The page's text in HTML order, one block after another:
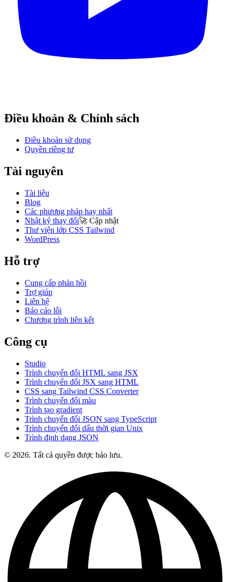
Điều khoản & Chính sách
Điều khoản sử dụng
Quyền riêng tư
Tài nguyên
Tài liệu
Blog
Các phương pháp hay nhất
Nhật ký thay đổi🚀 Cập nhật
Thư viện lớp CSS Tailwind
WordPress
Hỗ trợ
Cung cấp phản hồi
Trợ giúp
Liên hệ
Báo cáo lỗi
Chương trình liên kết
Công cụ
Studio
Trình chuyển đổi HTML sang JSX
Trình chuyển đổi JSX sang HTML
CSS sang Tailwind CSS Converter
Trình chuyển đổi màu
Trình tạo gradient
Trình chuyển đổi JSON sang TypeScript
Trình chuyển đổi dấu thời gian Unix
Trình định dạng JSON
© 2026. Tất cả quyền được bảo lưu.